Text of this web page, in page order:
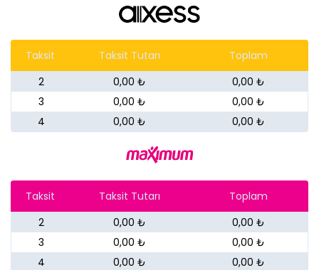
Taksit Taksit Tutarı
Toplam
2
0,00 ₺
0,00 ₺
3
0,00 ₺
0,00 ₺
4
0,00 ₺ 0,00 ₺
Taksit Taksit Tutarı
Toplam
2
0,00 ₺
0,00 ₺
3
0,00 ₺
0,00 ₺
4
0,00 ₺ 0,00 ₺